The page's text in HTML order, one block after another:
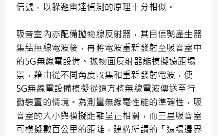
信號，以躲避雷達偵測的原理十分相似。
吸音室內亦配備拋物線反射器，其自信號產生器
集結無線電波後，再將電波重新發射至吸音室中
的5G無線電設備。拋物面反射器能模擬遠距場
景，藉由從不同角度收集和重新發射電波，使
5G無線電設備模擬從遠方將無線電波傳送至行
動裝置的情境。為測量無線電性能的準確性，吸
音室的大小與模擬距離呈正相關，而三星吸音室
可模擬數百公里的距離，建構所謂的「遠場邊界